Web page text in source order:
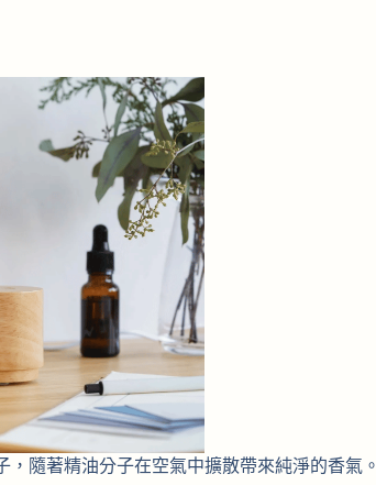
隨著精油分子在空氣中擴散帶來純淨的香氣。